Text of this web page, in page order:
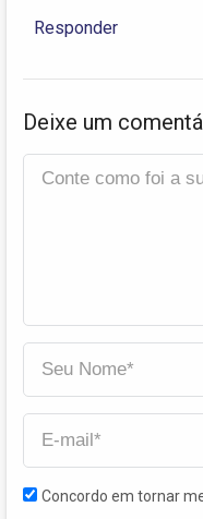
Responder
Deixe um
Concordo em tornar